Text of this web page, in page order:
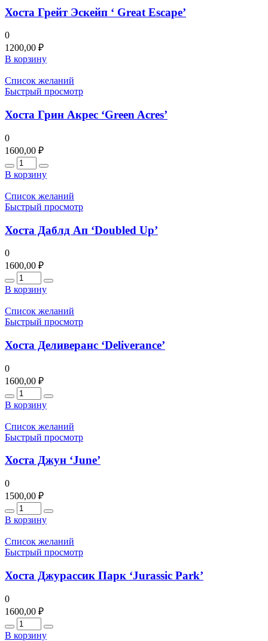
Хоста Грейт Эскейп ‘ Great Escape’
0
1200,00 ₽
В корзину
Список желаний
Быстрый просмотр
Хоста Грин Акрес ‘Green Acres’
0
1600,00 ₽
Количество
В корзину
Список желаний
Быстрый просмотр
Хоста Даблд Ап ‘Doubled Up’
0
1600,00 ₽
Количество
В корзину
Список желаний
Быстрый просмотр
Хоста Деливеранс ‘Deliverance’
0
1600,00 ₽
Количество
В корзину
Список желаний
Быстрый просмотр
Хоста Джун ‘June’
0
1500,00 ₽
Количество
В корзину
Список желаний
Быстрый просмотр
Хоста Джурассик Парк ‘Jurassic Park’
0
1600,00 ₽
Количество
В корзину